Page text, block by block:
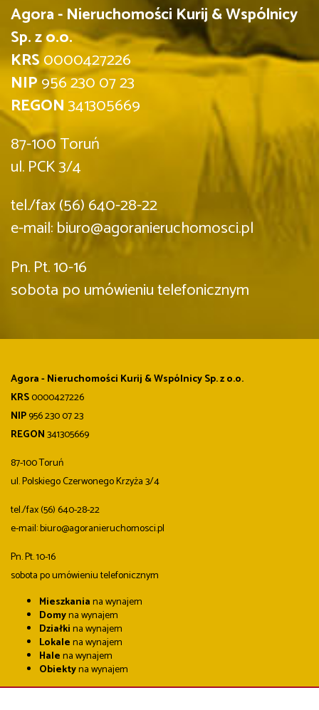
Agora - Nieruchomości Kurij & Wspólnicy
Sp. z o.o.
KRS0000427226
NIP956 230 07 23
REGON341305669
87-100 Toruń
ul. PCK 3/4
tel./fax (56) 640-28-22
e-mail: biuro@agoranieruchomosci.pl
Pn. Pt. 10-16
sobota po umówieniu telefonicznym
Agora - Nieruchomości Kurij & Wspólnicy Sp. z o.o.
KRS0000427226
NIP956 230 07 23
REGON341305669
87-100 Toruń
ul. Polskiego Czerwonego Krzyża 3/4
tel./fax (56) 640-28-22
e-mail: biuro@agoranieruchomosci.pl
Pn. Pt. 10-16
sobota po umówieniu telefonicznym
Mieszkaniana wynajem
Domyna wynajem
Działkina wynajem
Lokalena wynajem
Halena wynajem
Obiektyna wynajem
Mieszkaniana sprzedaż